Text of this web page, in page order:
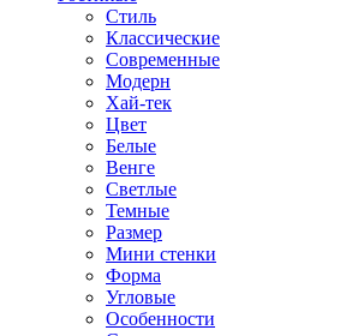
Стиль
Классические
Современные
Модерн
Хай-тек
Цвет
Белые
Венге
Светлые
Темные
Размер
Мини стенки
Форма
Угловые
Особенности